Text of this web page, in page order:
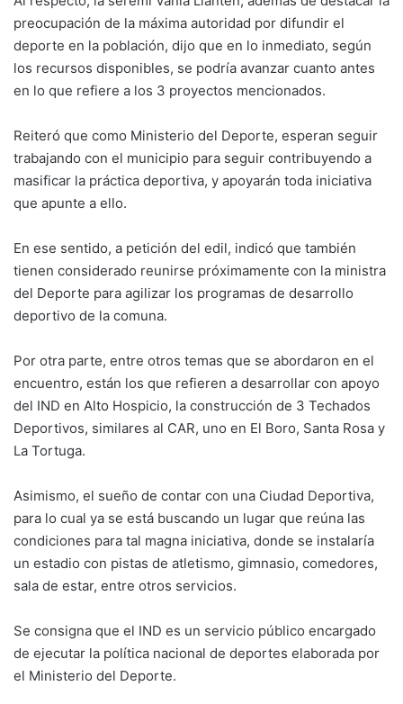
preocupación de la máxima autoridad por difundir el
deporte en la población, dijo que en lo inmediato, según
los recursos disponibles, se podría avanzar cuanto antes
en lo que refiere a los 3 proyectos mencionados.
Reiteró que como Ministerio del Deporte, esperan seguir
trabajando con el municipio para seguir contribuyendo a
masificar la práctica deportiva, y apoyarán toda iniciativa
que apunte a ello.
En ese sentido, a petición del edil, indicó que también
tienen considerado reunirse próximamente con la ministra
del Deporte para agilizar los programas de desarrollo
deportivo de la comuna.
Por otra parte, entre otros temas que se abordaron en el
encuentro, están los que refieren a desarrollar con apoyo
del IND en Alto Hospicio, la construcción de 3 Techados
Deportivos, similares al CAR, uno en El Boro, Santa Rosa y
La Tortuga.
Asimismo, el sueño de contar con una Ciudad Deportiva,
para lo cual ya se está buscando un lugar que reúna las
condiciones para tal magna iniciativa, donde se instalaría
un estadio con pistas de atletismo, gimnasio, comedores,
sala de estar, entre otros servicios.
Se consigna que el IND es un servicio público encargado
de ejecutar la política nacional de deportes elaborada por
el Ministerio del Deporte.